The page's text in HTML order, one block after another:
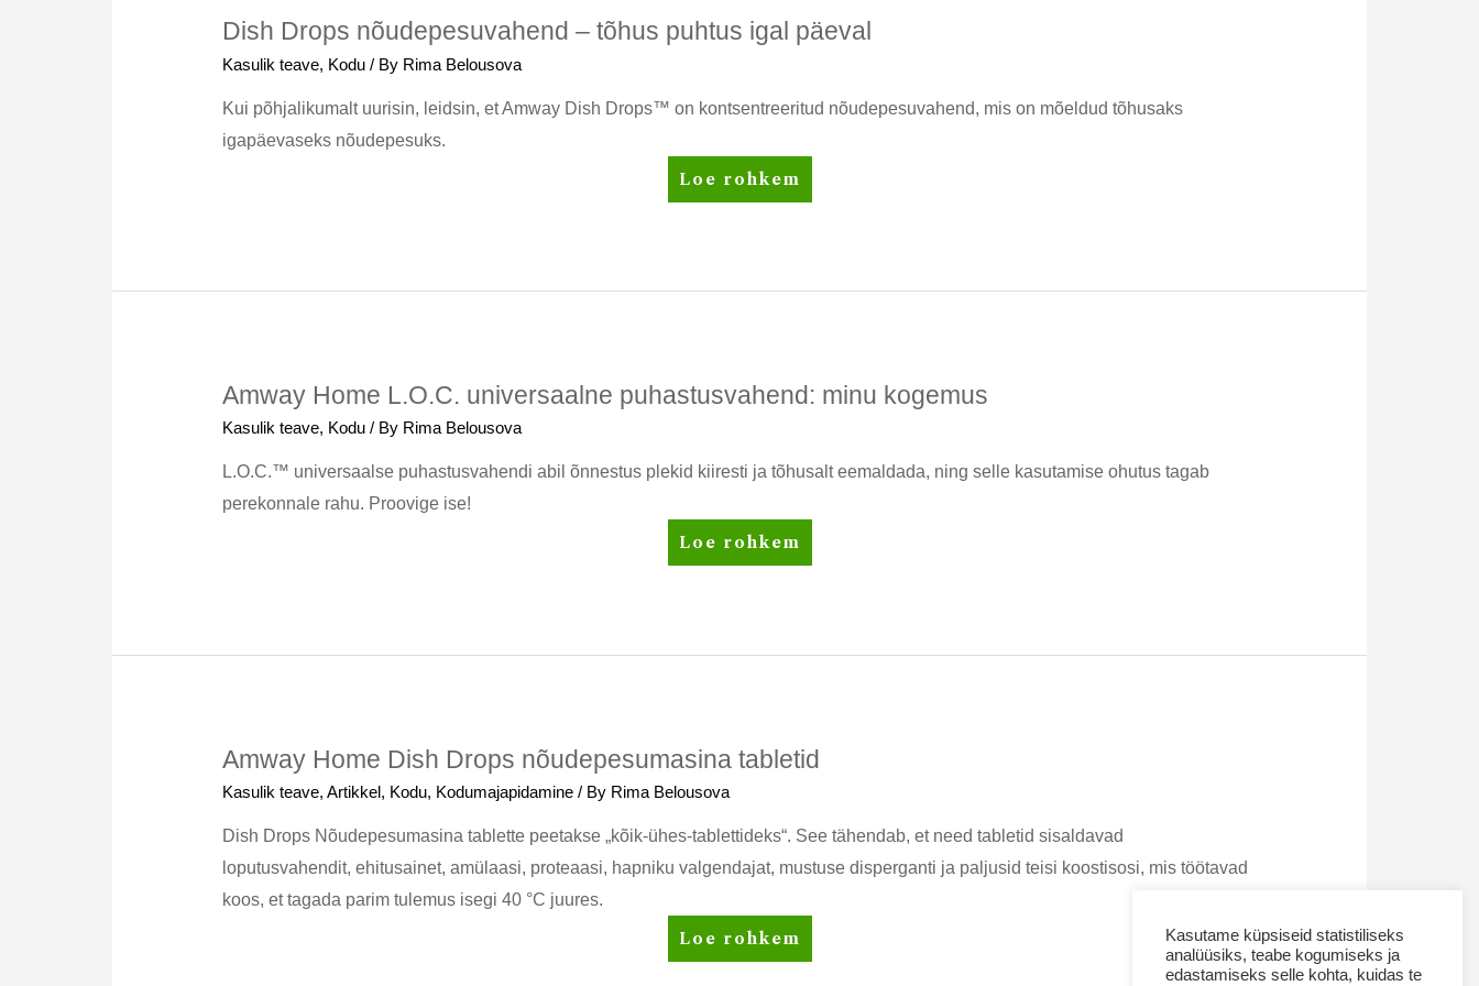
Dish Drops nõudepesuvahend – tõhus puhtus igal päeval
Kasulik teave, Kodu / By Rima Belousova
Kui põhjalikumalt uurisin, leidsin, et Amway Dish Drops™ on kontsentreeritud nõudepesuvahend, mis on mõeldud tõhusaks
igapäevaseks nõudepesuks.
Dish
Drops
tõhus
Loe rohkem
Amway Home L.O.C. universaalne puhastusvahend: minu kogemus
Kasulik teave, Kodu / By Rima Belousova
L.O.C.™ universaalse puhastusvahendi abil õnnestus plekid kiiresti ja tõhusalt eemaldada, ning selle kasutamise ohutus tagab
perekonnale rahu. Proovige ise!
Amway
Home
puhastusvahend:
Loe rohkem
Amway Home Dish Drops nõudepesumasina tabletid
Kasulik teave,Artikkel, Kodu, Kodumajapidamine / By Rima Belousova
Dish Drops Nõudepesumasina tablette peetakse „kõik-ühes-tablettideks“. See tähendab, et need tabletid sisaldavad
loputusvahendit, ehitusainet, amülaasi, proteaasi, hapniku valgendajat, mustuse disperganti ja paljusid teisi koostisosi, mis töötavad
koos, et tagada parim tulemus isegi 40 °C juures.
Amway
Home
Loe rohkem
Kasutame küpsiseid statistiliseks
analüüsiks, teabe kogumiseks ja
edastamiseks selle kohta, kuidas te